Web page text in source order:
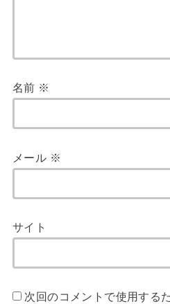
名前 ※
メール ※
サイト
次回のコメントで使用する